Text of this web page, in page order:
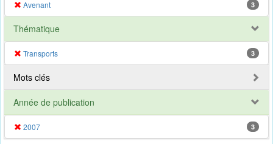
Avenant 3
Thématique
Transports 3
Mots clés
Année de publication
2007 3